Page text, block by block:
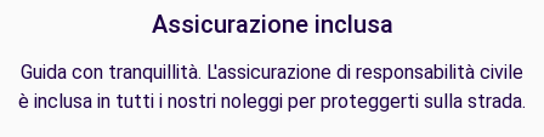
Assicurazione inclusa
Guida con tranquillità. L'assicurazione di responsabilità civile
è inclusa in tutti i nostri noleggi per proteggerti sulla strada.